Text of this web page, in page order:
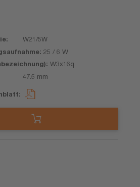
W21/5W
25 / 6 W
W3x16q
47.5 mm